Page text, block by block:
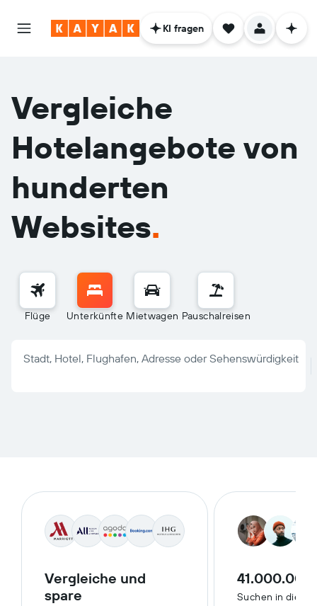
KI fragen
Vergleiche
Hotelangebote von
hunderten
Websites.
Flüge Unterkünfte Mietwagen Pauschalreisen
Stadt, Hotel, Flughafen, Adresse oder Sehenswürdigkeit
Vergleiche und
spare
Suchen in